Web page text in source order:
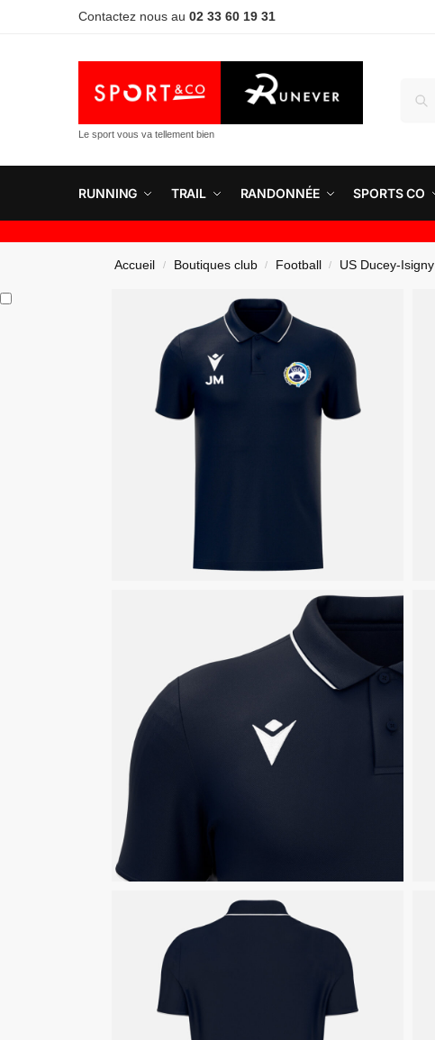
Contactez nous au 02 33 60 19 31
Le sport vous va tellement bien
RUNNING TRAIL RANDONNÉE SPORTS CO
Accueil / Boutiques club / Football / US Ducey-Isigny